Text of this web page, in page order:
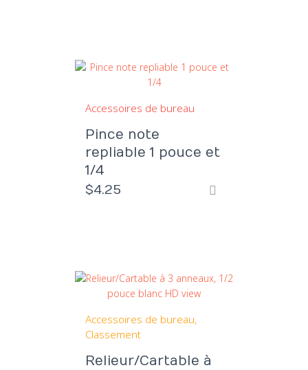
Accessoires de bureau
Pince note
repliable 1 pouce et
1/4
$4.25
Accessoires de bureau
Classement
Relieur/Cartable à